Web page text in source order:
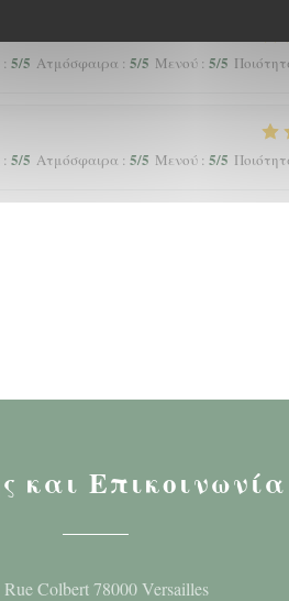
: 5/5 Ατμόσφαιρα : 5/5 Μενού: 5/5
: 5/5 Ατμόσφαιρα : 5/5 Μενού: 5/5
και Επικοινωνία
Rue Colbert 78000 Versailles((ανοίγει